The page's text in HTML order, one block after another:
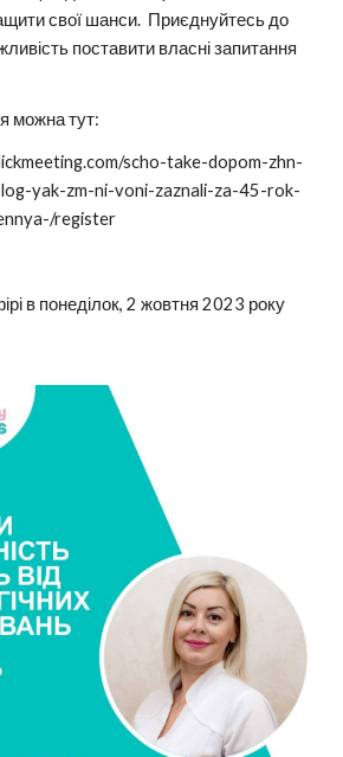
свої шанси. Приєднуйтесь до
поставити власні запитання
можна тут:
scho-take-dopom-zhn-
yak-zm-ni-voni-zaznali-za-45-rok-
register
в понеділок, 2 жовтня 2023 року